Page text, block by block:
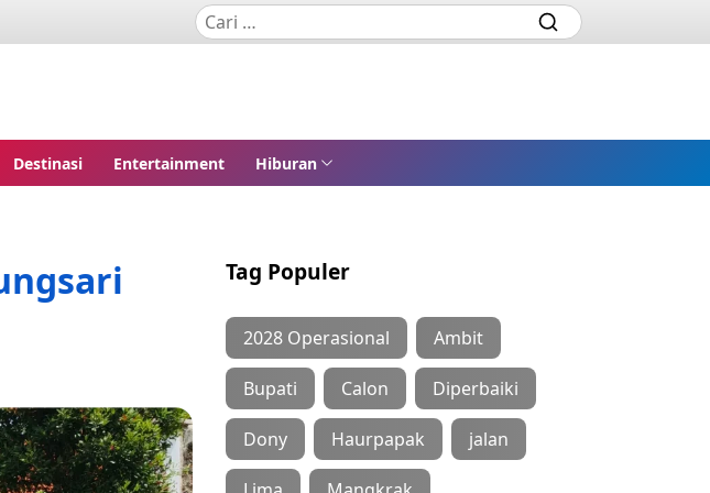
Destinasi Entertainment Hiburan
Tag Populer
2028 Operasional Ambit
Bupati Calon Diperbaiki
Dony Haurpapak jalan